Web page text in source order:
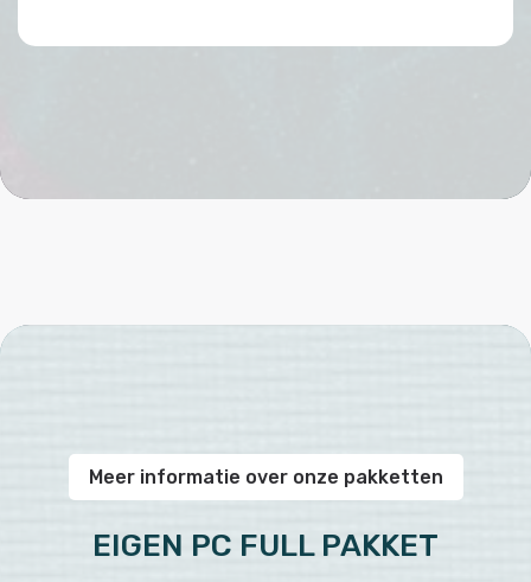
Meer informatie over onze pakketten
EIGEN PC FULL PAKKET